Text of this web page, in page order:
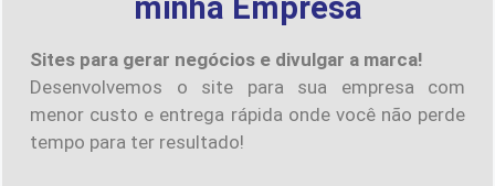
minha Empresa
Sites para gerar negócios e divulgar a marca!
Desenvolvemos o site para sua empresa com
menor custo e entrega rápida onde você não perde
tempo para ter resultado!